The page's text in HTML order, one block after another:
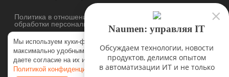
Политика в отношении
обработки персональных данных
Мы используем куки-файлы, чтобы наш сайт был
максимально удобным для вас. Нажимая «Согласен», вы
даете согласие на их использование в соответствии с нашей
Политикой конфиденциальности.
Naumen: управляя IT
Обсуждаем технологии, новости
продуктов, делимся опытом
в автоматизации ИТ и не только